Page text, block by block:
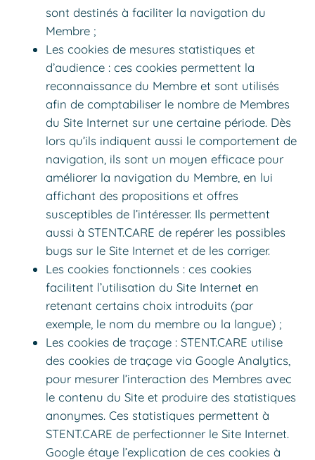
sont destinés à faciliter la navigation du
Membre ;
Les cookies de mesures statistiques et
d’audience : ces cookies permettent la
reconnaissance du Membre et sont utilisés
afin de comptabiliser le nombre de Membres
du Site Internet sur une certaine période. Dès
lors qu’ils indiquent aussi le comportement de
navigation, ils sont un moyen efficace pour
améliorer la navigation du Membre, en lui
affichant des propositions et offres
susceptibles de l’intéresser. Ils permettent
aussi à STENT.CARE de repérer les possibles
bugs sur le Site Internet et de les corriger.
Les cookies fonctionnels : ces cookies
facilitent l’utilisation du Site Internet en
retenant certains choix introduits (par
exemple, le nom du membre ou la langue) ;
Les cookies de traçage : STENT.CARE utilise
des cookies de traçage via Google Analytics,
pour mesurer l’interaction des Membres avec
le contenu du Site et produire des statistiques
anonymes. Ces statistiques permettent à
STENT.CARE de perfectionner le Site Internet.
Google étaye l’explication de ces cookies à